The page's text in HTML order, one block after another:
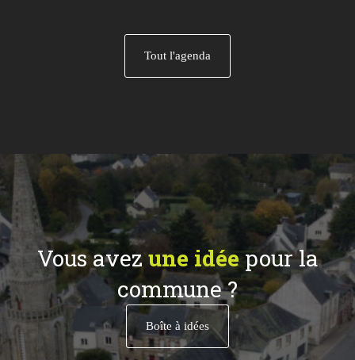
Tout l'agenda
Vous avezune idéepour la
commune ?
Boîte à idées